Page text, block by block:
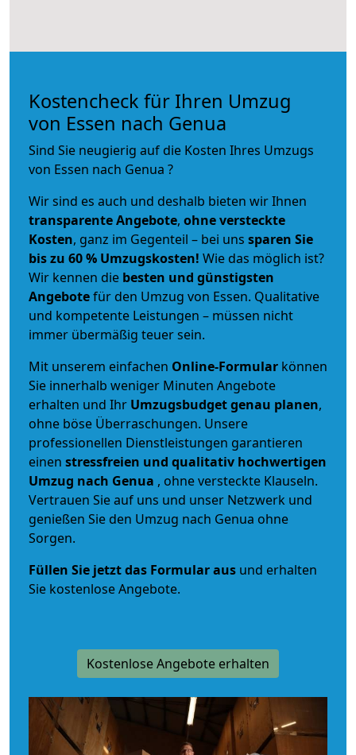
Kostencheck für Ihren Umzug
von Essen nach Genua
Sind Sie neugierig auf die Kosten Ihres Umzugs
von Essen nach Genua ?
Wir sind es auch und deshalb bieten wir Ihnen
transparente Angebote, ohne versteckte
Kosten, ganz im Gegenteil – bei uns sparen Sie
bis zu 60 % Umzugskosten! Wie das möglich ist?
Wir kennen die besten und günstigsten
Angebotefür den Umzug von Essen. Qualitative
und kompetente Leistungen – müssen nicht
immer übermäßig teuer sein.
Mit unserem einfachen Online-Formular können
Sie innerhalb weniger Minuten Angebote
erhalten und Ihr Umzugsbudgetgenau planen,
ohne böse Überraschungen. Unsere
professionellen Dienstleistungen garantieren
einen stressfreien und qualitativ hochwertigen
Umzug nach Genua , ohne versteckte Klauseln.
Vertrauen Sie auf uns und unser Netzwerk und
genießen Sie den Umzug nach Genua ohne
Sorgen.
Füllen Sie jetzt das Formular aus und erhalten
Sie kostenlose Angebote.
Kostenlose Angebote erhalten